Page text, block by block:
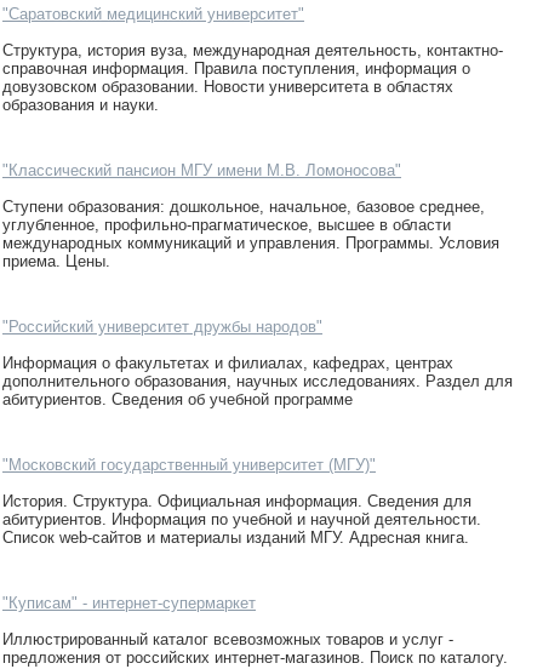
"Саратовский медицинский университет"
Структура, история вуза, международная деятельность, контактно-
справочная информация. Правила поступления, информация о
довузовском образовании. Новости университета в областях
образования и науки.
"Классический пансион МГУ имени М.В. Ломоносова"
Ступени образования: дошкольное, начальное, базовое среднее,
углубленное, профильно-прагматическое, высшее в области
международных коммуникаций и управления. Программы. Условия
приема. Цены.
"Российский университет дружбы народов"
Информация о факультетах и филиалах, кафедрах, центрах
дополнительного образования, научных исследованиях. Раздел для
абитуриентов. Сведения об учебной программе
"Московский государственный университет (МГУ)"
История. Структура. Официальная информация. Сведения для
абитуриентов. Информация по учебной и научной деятельности.
Список web-сайтов и материалы изданий МГУ. Адресная книга.
"Куписам" - интернет-супермаркет
Иллюстрированный каталог всевозможных товаров и услуг -
предложения от российских интернет-магазинов. Поиск по каталогу.